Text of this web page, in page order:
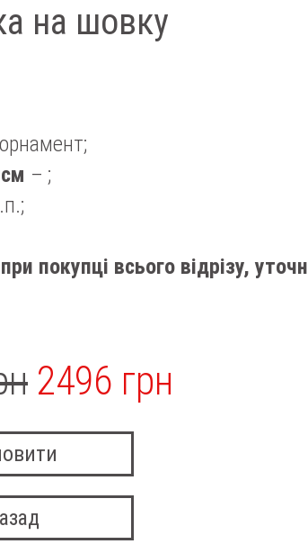
на шовку
– ;
покупці всього відрізу,
2496 грн